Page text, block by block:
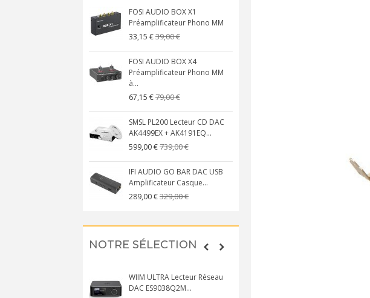
FOSI AUDIO BOX X1
Préamplificateur Phono MM
33,15 €39,00 €
FOSI AUDIO BOX X4
Préamplificateur Phono MM
à...
67,15 €79,00 €
SMSL PL200 Lecteur CD DAC
AK4499EX + AK4191EQ...
599,00 €739,00 €
IFI AUDIO GO BAR DAC USB
Amplificateur Casque...
289,00 €329,00 €
Amplificateur 4 Voies pour...
NOTRE SÉLECTION
WIIM ULTRA Lecteur Réseau
DAC ES9038Q2M...